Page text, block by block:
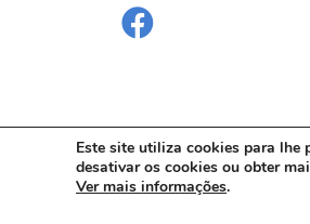
Este site utiliza cookies para lhe
desativar os cookies ou obter
Ver mais informações.